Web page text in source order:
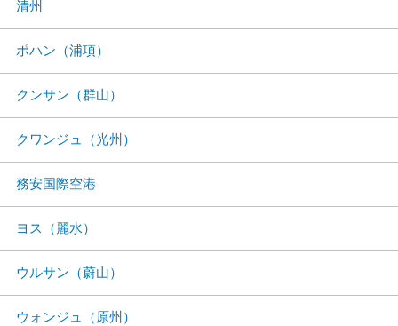
清州
ポハン（浦項）
クンサン（群山）
クワンジュ（光州）
務安国際空港
ヨス（麗水）
ウルサン（蔚山）
ウォンジュ（原州）